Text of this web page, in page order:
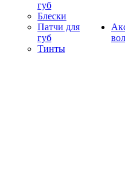
губ
Блески
Патчи для
губ
Тинты